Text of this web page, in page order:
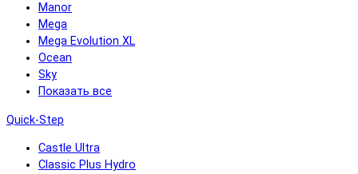
Manor
Mega
Mega Evolution XL
Ocean
Sky
Показать все
Quick-Step
Castle Ultra
Classic Plus Hydro